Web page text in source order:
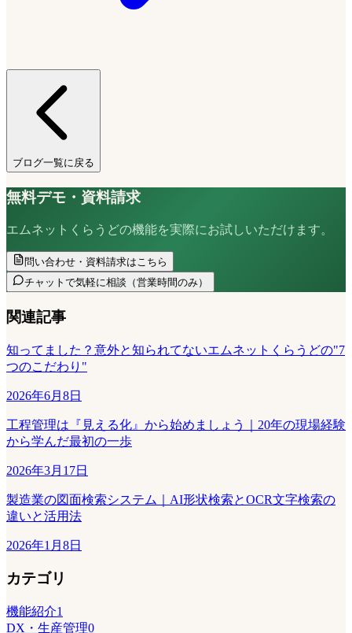
ブログ一覧に戻る
無料デモ・資料請求
エムネットくらうどの機能を実際にお試しいただけます。
問い合わせ・資料請求はこちら
チャットで気軽に相談 （営業時間のみ）
関連記事
知ってました？意外と知られてないエムネットくらうどの"7
つのこだわり"
2026年6月8日
工程管理は『見える化』から始めましょう｜20年の現場経験
から学んだ最初の一歩
2026年3月17日
製造業の図面検索システム｜AI形状検索とOCR文字検索の
違いと活用法
2026年1月8日
カテゴリ
機能紹介1
DX・生産管理0